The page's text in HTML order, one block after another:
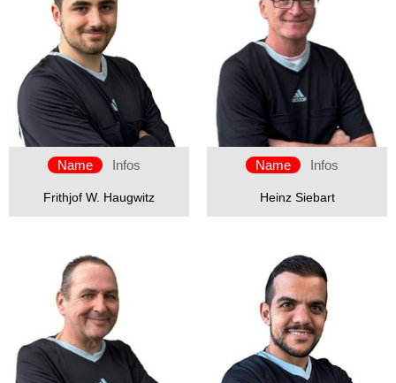
Name Infos
Frithjof W. Haugwitz
Name Infos
Heinz Siebart